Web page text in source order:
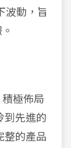
波動，旨
極佈局
到先進的
整的產品